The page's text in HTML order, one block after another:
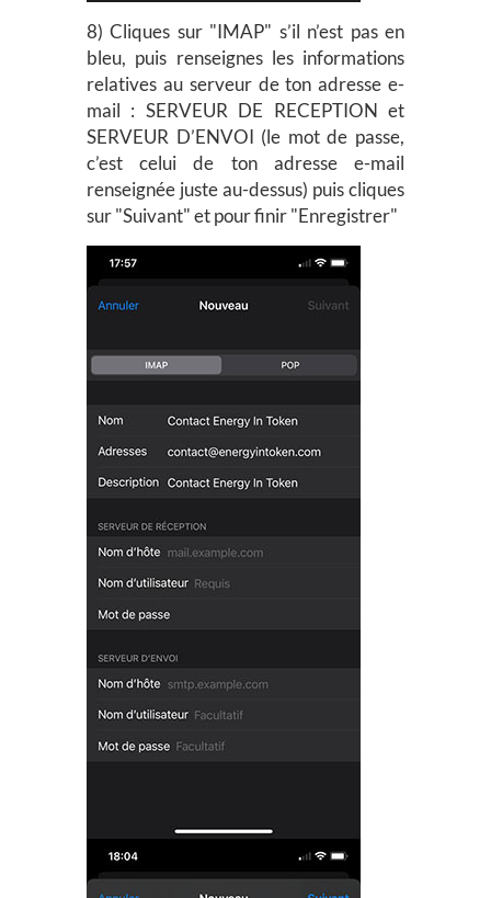
8) Cliques sur "IMAP" s’il n’est pas en
bleu, puis renseignes les informations
relatives au serveur de ton adresse e-
mail : SERVEUR DE RECEPTION et
SERVEUR D’ENVOI (le mot de passe,
c’est celui de ton adresse e-mail
renseignée juste au-dessus) puis cliques
sur "Suivant" et pour finir "Enregistrer"